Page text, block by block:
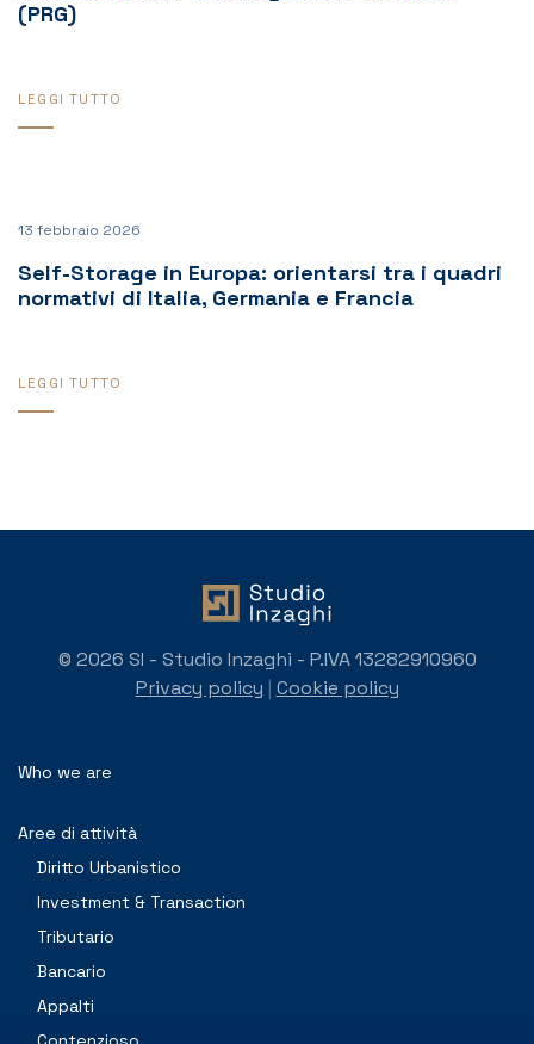
(PRG)
LEGGI TUTTO
13 febbraio 2026
Self-Storage in Europa: orientarsi tra i quadri
normativi di Italia, Germania e Francia
LEGGI TUTTO
Who we are
Aree di attività
Diritto Urbanistico
Investment & Transaction
Tributario
Bancario
Appalti
© 2026 SI - Studio Inzaghi - P.IVA 13282910960
Privacy policy | Cookie policy